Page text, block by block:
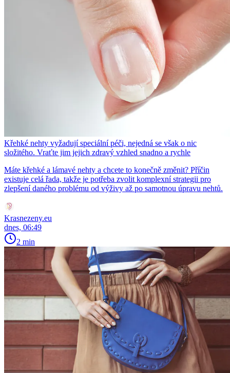
Křehké nehty vyžadují speciální péči, nejedná se však o nic
složitého. Vraťte jim jejich zdravý vzhled snadno a rychle
Máte křehké a lámavé nehty a chcete to konečně změnit? Příčin
existuje celá řada, takže je potřeba zvolit komplexní strategii pro
zlepšení daného problému od výživy až po samotnou úpravu nehtů.
Krasnezeny.eu
dnes, 06:49
2 min